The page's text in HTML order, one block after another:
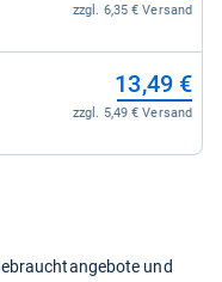
zzgl. 6,35 € Versand
13,49 €
zzgl. 5,49 € Versand
und